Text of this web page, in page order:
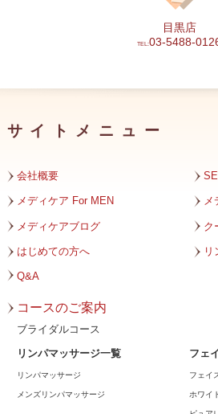
2023年11月
2023年10月
2023年9月
2023年8月
2023年5月
2023年4月
2023年3月
目黒店
TEL:03-5488-
サイトメニュー
会社概要
メディケア For MEN メ
メディケアブログ ク
はじめての方へ リ
Q&A
コースのご案内
ブライダルコース
リンパマッサージ一覧
リンパマッサージ
メンズリンパマッサージ
フェ
フェイ
ホワイ